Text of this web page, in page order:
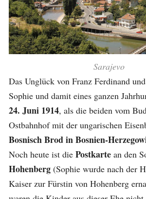
Sarajevo
Das Unglück von Franz Ferdinand
Sophie und damit eines ganzen
24. Juni 1914, als die beiden vom
Ostbahnhof mit der ungarischen
Bosnisch Brod in Bosnien-
Noch heute ist die Postkartean den
Hohenberg(Sophie wurde nach der
Kaiser zur Fürstin von Hohenberg